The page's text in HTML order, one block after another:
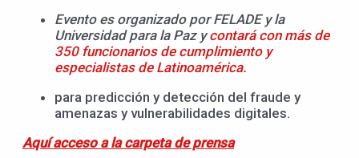
Evento es organizado por FELADE y la
Universidad para la Paz ycontará con más de
350 funcionarios de cumplimiento y
especialistas de Latinoamérica.
para predicción y detección del fraude y
amenazas y vulnerabilidades digitales.
Aquí acceso a la carpeta de prensa